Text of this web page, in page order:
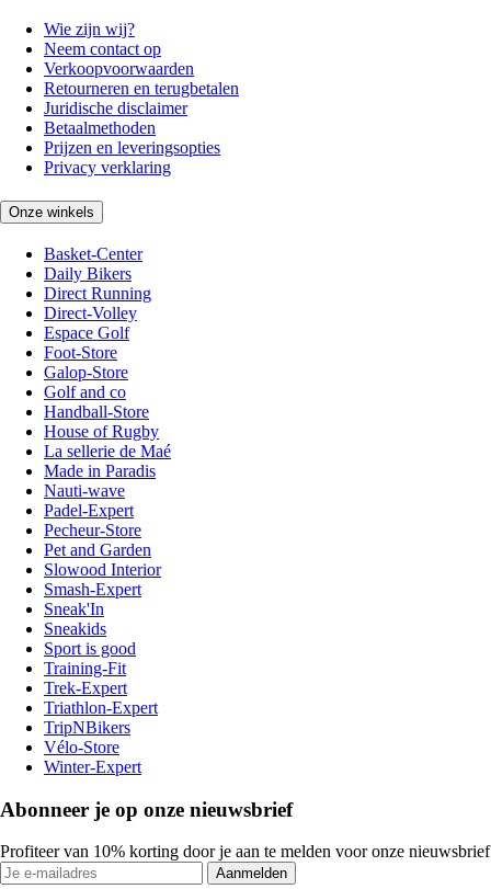
Wie zijn wij?
Neem contact op
Verkoopvoorwaarden
Retourneren en terugbetalen
Juridische disclaimer
Betaalmethoden
Prijzen en leveringsopties
Privacy verklaring
Onze winkels
Basket-Center
Daily Bikers
Direct Running
Direct-Volley
Espace Golf
Foot-Store
Galop-Store
Golf and co
Handball-Store
House of Rugby
La sellerie de Maé
Made in Paradis
Nauti-wave
Padel-Expert
Pecheur-Store
Pet and Garden
Slowood Interior
Smash-Expert
Sneak'In
Sneakids
Sport is good
Training-Fit
Trek-Expert
Triathlon-Expert
TripNBikers
Vélo-Store
Winter-Expert
Abonneer je op onze nieuwsbrief
Profiteer van 10% korting door je aan te melden voor onze nieuwsbrief
Aanmelden